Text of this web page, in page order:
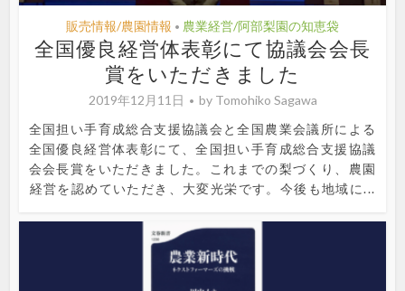
販売情報/農園情報 • 農業経営/阿部梨園の知恵袋
全国優良経営体表彰にて協議会会長
賞をいただきました
2019年12月11日 by Tomohiko Sagawa
全国担い手育成総合支援協議会と全国農業会議所による
全国優良経営体表彰にて、全国担い手育成総合支援協議
会会長賞をいただきました。これまでの梨づくり、農園
経営を認めていただき、大変光栄です。今後も地域に...